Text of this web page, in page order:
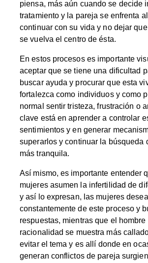
piensa, más aún cuando se decide
tratamiento y la pareja se enfrenta
continuar con su vida y no dejar
se vuelva el centro de ésta.
En estos procesos es importante
aceptar que se tiene una dificultad
buscar ayuda y procurar que esta
fortalezca como individuos y como
normal sentir tristeza, frustración o
clave está en aprender a controlar
sentimientos y en generar
superarlos y continuar la búsqueda
más tranquila.
Así mismo, es importante entender
mujeres asumen la infertilidad de
y así lo expresan, las mujeres
constantemente de este proceso y
respuestas, mientras que el hombre
racionalidad se muestra más
evitar el tema y es allí donde en
generan conflictos de pareja